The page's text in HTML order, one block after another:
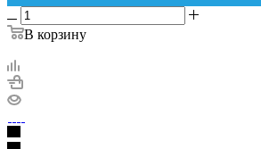
В корзину